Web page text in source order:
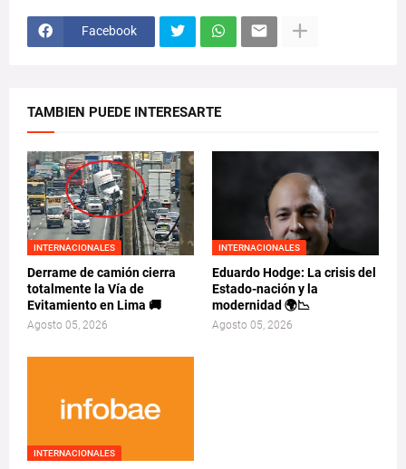
Facebook
TAMBIEN PUEDE INTERESARTE
INTERNACIONALES
Derrame de camión cierra
totalmente la Vía de
Evitamiento en Lima 🚚
Agosto 05, 2026
INTERNACIONALES
Eduardo Hodge: La crisis del
Estado-nación y la
modernidad 🌍📉
Agosto 05, 2026
INTERNACIONALES